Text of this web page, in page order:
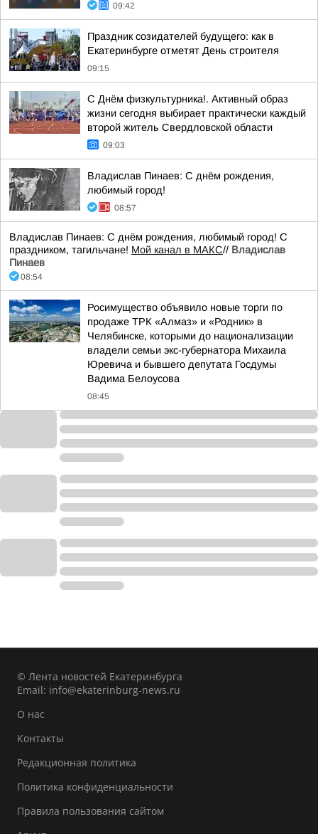
09:42
Праздник созидателей будущего: как в
Екатеринбурге отметят День строителя
09:15
С Днём физкультурника!. Активный образ
жизни сегодня выбирает практически каждый
второй житель Свердловской области
09:03
Владислав Пинаев: С днём рождения,
любимый город!
08:57
Владислав Пинаев: С днём рождения, любимый город! С
праздником, тагильчане! Мой канал в МАКС// Владислав
Пинаев
08:54
Росимущество объявило новые торги по
продаже ТРК «Алмаз» и «Родник» в
Челябинске, которыми до национализации
владели семьи экс-губернатора Михаила
Юревича и бывшего депутата Госдумы
Вадима Белоусова
08:45
© Лента новостей Екатеринбурга
Email: info@ekaterinburg-news.ru
О нас
Контакты
Редакционная политика
Политика конфиденциальности
Правила пользования сайтом